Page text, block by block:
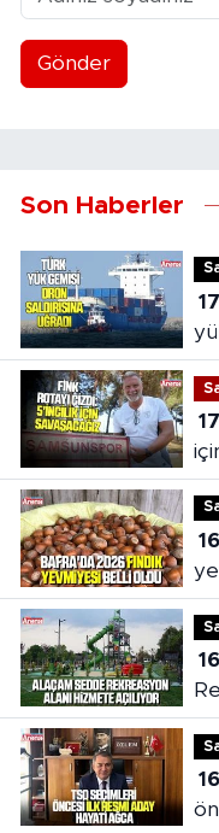
Gönder
Son Haberler